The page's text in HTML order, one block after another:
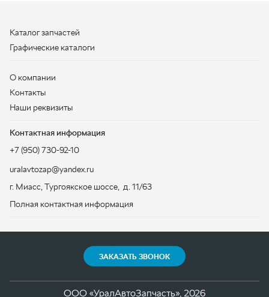
Контактная информация
+7 (950) 730-92-10
uralavtozap@yandex.ru
г. Миасс, Тургоякское шоссе, д. 11/63
Полная контактная информация
Политика конфиденциальности